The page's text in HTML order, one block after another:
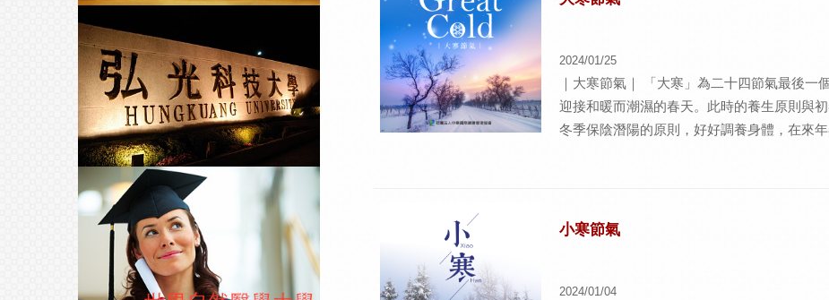
2024/01/25
｜大寒節氣｜ 「大寒」為二十四節氣最後一
迎接和暖而潮濕的春天。此時的養生原則與
冬季保陰潛陽的原則，好好調養身體，在來
穿上襪子保暖，達到養腎固精的作用。 3.生
掌的溫度來暖腎，或運用「生薑溫熱灸」有
小寒節氣
2024/01/04